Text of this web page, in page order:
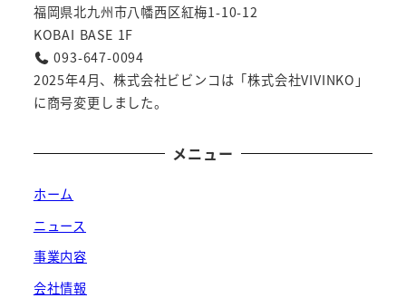
福岡県北九州市八幡西区紅梅1-10-12
KOBAI BASE 1F
093-647-0094
2025年4月、株式会社ビビンコは「株式会社VIVINKO」
に商号変更しました。
メニュー
ホーム
ニュース
事業内容
会社情報